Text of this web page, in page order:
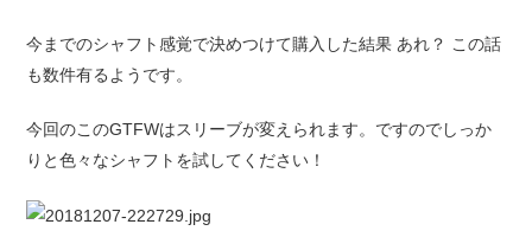
今までのシャフト感覚で決めつけて購入した結果 あれ？ この話
も数件有るようです。
今回のこのGTFWはスリーブが変えられます。ですのでしっか
りと色々なシャフトを試してください！